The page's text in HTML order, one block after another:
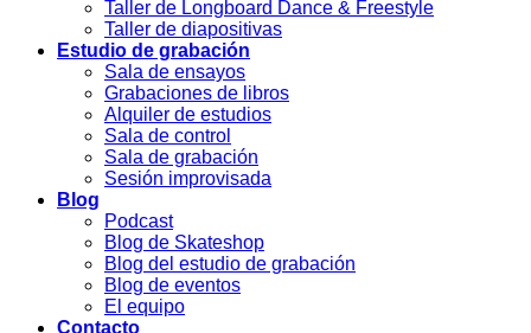
Taller de Longboard Dance & Freestyle
Taller de diapositivas
Estudio de grabación
Sala de ensayos
Grabaciones de libros
Alquiler de estudios
Sala de control
Sala de grabación
Sesión improvisada
Blog
Podcast
Blog de Skateshop
Blog del estudio de grabación
Blog de eventos
El equipo
Contacto